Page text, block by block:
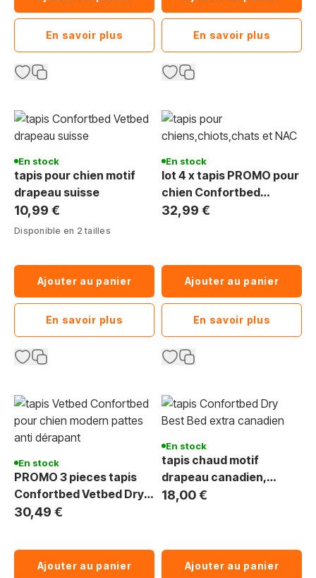
En savoir plus En savoir plus
En stock
tapis pour chien motif
drapeau suisse
10,99 €
Disponible en 2 tailles
Ajouter au panier
En savoir plus
En stock
lot 4 x tapis PROMO pour
chien Confortbed
32,99 €
Ajouter au panier
En savoir plus
En stock
PROMO 3 pieces tapis
Confortbed Vetbed Dry
Best Bed extra 26 mm
30,49 €
Ajouter au panier
En stock
tapis chaud motif
drapeau canadien,
Vetbed
18,00 €
Ajouter au panier